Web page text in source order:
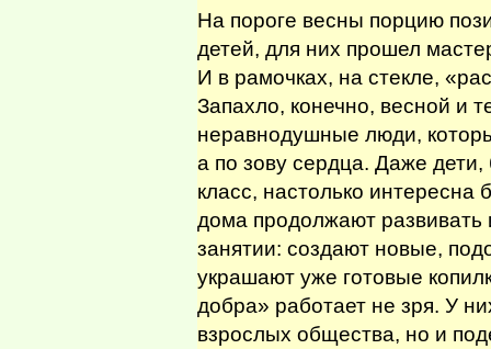
На пороге весны порцию
детей, для них прошел
И в рамочках, на стекле,
Запахло, конечно, весной и
неравнодушные люди,
а по зову сердца. Даже дети,
класс, настолько
дома продолжают
занятии: создают новые,
украшают уже готовые
добра» работает не зря. У
взрослых общества, но и